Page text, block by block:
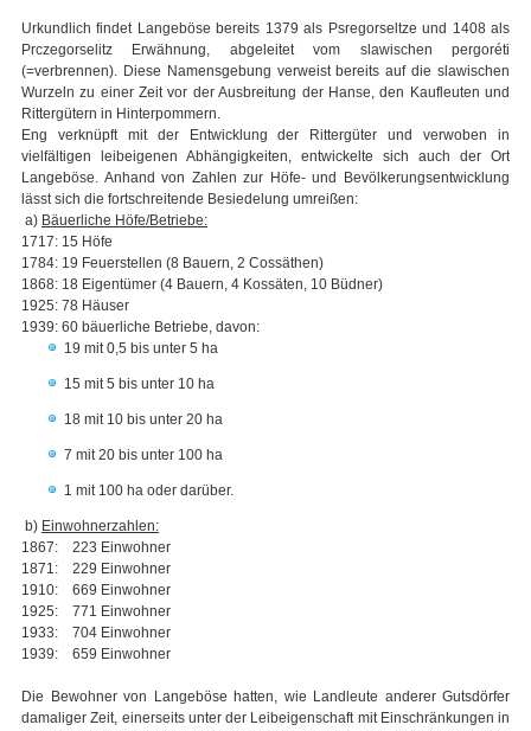
Urkundlich findet Langeböse bereits 1379 als Psregorseltze und 1408 als
Prczegorselitz Erwähnung, abgeleitet vom slawischen pergoréti
(=verbrennen). Diese Namensgebung verweist bereits auf die slawischen
Wurzeln zu einer Zeit vor der Ausbreitung der Hanse, den Kaufleuten und
Rittergütern in Hinterpommern.
Eng verknüpft mit der Entwicklung der Rittergüter und verwoben in
vielfältigen leibeigenen Abhängigkeiten, entwickelte sich auch der Ort
Langeböse. Anhand von Zahlen zur Höfe- und Bevölkerungsentwicklung
lässt sich die fortschreitende Besiedelung umreißen:
a) Bäuerliche Höfe/Betriebe:
1717: 15 Höfe
1784: 19 Feuerstellen (8 Bauern, 2 Cossäthen)
1868: 18 Eigentümer (4 Bauern, 4 Kossäten, 10 Büdner)
1925: 78 Häuser
1939: 60 bäuerliche Betriebe, davon:
19 mit 0,5 bis unter 5 ha
15 mit 5 bis unter 10 ha
18 mit 10 bis unter 20 ha
7 mit 20 bis unter 100 ha
1 mit 100 ha oder darüber.
b) Einwohnerzahlen:
1867: 223 Einwohner
1871: 229 Einwohner
1910: 669 Einwohner
1925: 771 Einwohner
1933: 704 Einwohner
1939: 659 Einwohner
Die Bewohner von Langeböse hatten, wie Landleute anderer Gutsdörfer
damaliger Zeit, einerseits unter der Leibeigenschaft mit Einschränkungen in